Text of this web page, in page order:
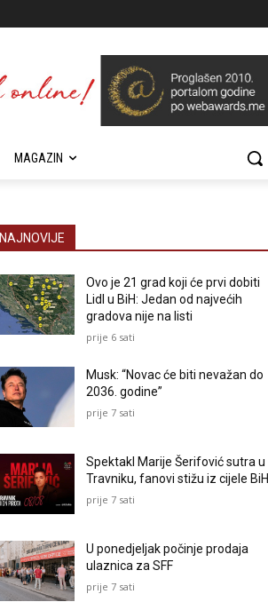
MAGAZIN
NAJNOVIJE
Ovo je 21 grad koji će prvi dobiti
Lidl u BiH: Jedan od najvećih
gradova nije na listi
prije 6 sati
Musk: “Novac će biti nevažan do
2036. godine”
prije 7 sati
Spektakl Marije Šerifović sutra u
Travniku, fanovi stižu iz cijele BiH
prije 7 sati
U ponedjeljak počinje prodaja
ulaznica za SFF
prije 7 sati